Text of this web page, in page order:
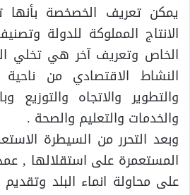
يمكن تعريف الخصخصة بأنها
الانتاج المملوكة للدولة
الخاص وتعريف آخر هي تخلي
النشاط الاقتصادي من ناحية
والتطوير والاتجاه والتوزيع
والخدمات والتعليم والصحة .
وبعد التحرر من السيطرة
المستعمرة على استقلالها ,
على محاولة انماء البلد